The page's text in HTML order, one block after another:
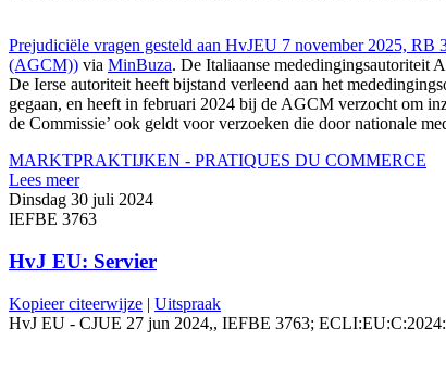
Prejudiciële vragen gesteld aan HvJEU 7 november 2025,
(AGCM)) via MinBuza. De Italiaanse mededingingsautoriteit
De Ierse autoriteit heeft bijstand verleend aan het
gegaan, en heeft in februari 2024 bij de AGCM verzocht om
de Commissie’ ook geldt voor verzoeken die door nationale
MARKTPRAKTIJKEN - PRATIQUES DU COMMERCE
Lees meer
Dinsdag 30 juli 2024
IEFBE 3763
HvJ EU: Servier
Kopieer citeerwijze | Uitspraak
HvJ EU - CJUE 27 jun 2024,, IEFBE 3763;